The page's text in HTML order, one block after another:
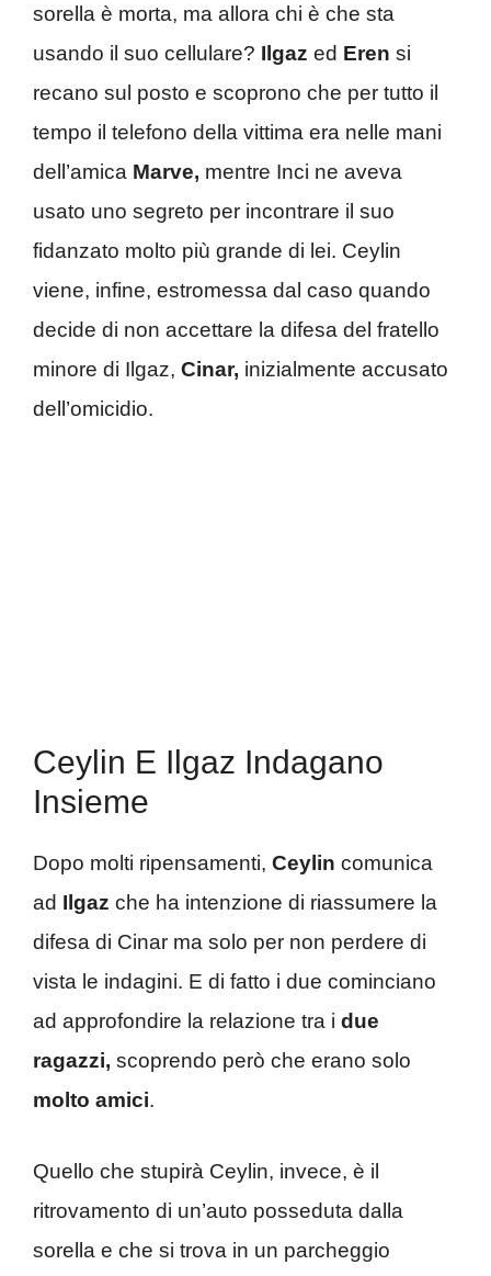
sorella è morta, ma allora chi è che sta
usando il suo cellulare? Ilgaz ed Eren si
recano sul posto e scoprono che per tutto il
tempo il telefono della vittima era nelle mani
dell’amica Marve, mentre Inci ne aveva
usato uno segreto per incontrare il suo
fidanzato molto più grande di lei. Ceylin
viene, infine, estromessa dal caso quando
decide di non accettare la difesa del fratello
minore di Ilgaz, Cinar, inizialmente accusato
dell’omicidio.
Ceylin E Ilgaz Indagano
Insieme
Dopo molti ripensamenti, Ceylin comunica
ad Ilgaz che ha intenzione di riassumere la
difesa di Cinar ma solo per non perdere di
vista le indagini. E di fatto i due cominciano
ad approfondire la relazione tra i due
ragazzi, scoprendo però che erano solo
molto amici.
Quello che stupirà Ceylin, invece, è il
ritrovamento di un’auto posseduta dalla
sorella e che si trova in un parcheggio